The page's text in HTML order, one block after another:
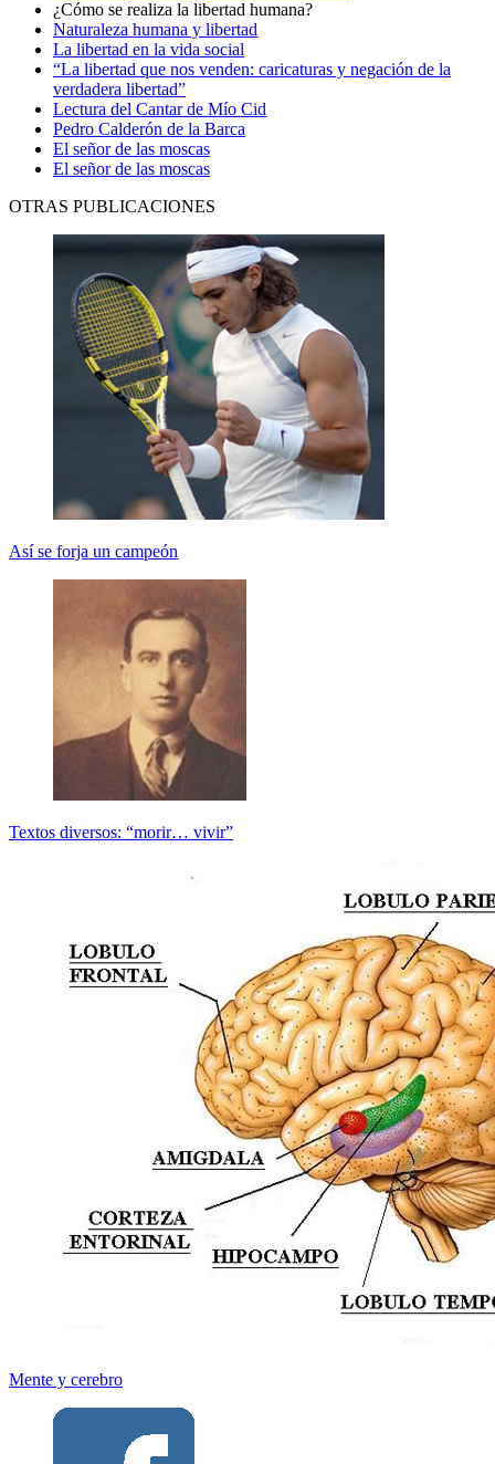
¿Cómo se realiza la libertad humana?
Naturaleza humana y libertad
La libertad en la vida social
“La libertad que nos venden: caricaturas y negación de la
verdadera libertad”
Lectura del Cantar de Mío Cid
Pedro Calderón de la Barca
El señor de las moscas
El señor de las moscas
OTRAS PUBLICACIONES
Así se forja un campeón
Textos diversos: “morir… vivir”
Mente y cerebro